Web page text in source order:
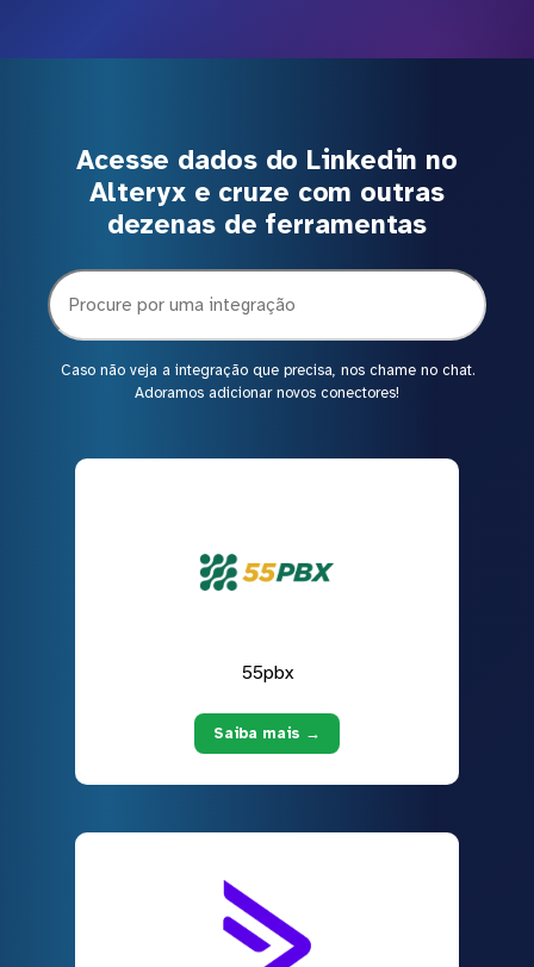
Acesse dados do Linkedin no
Alteryx e cruze com outras
dezenas de ferramentas
Caso não veja a integração que precisa, nos chame no chat.
Adoramos adicionar novos conectores!
55pbx
Saiba mais →